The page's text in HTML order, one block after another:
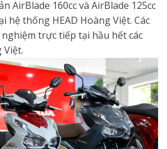
AirBlade 160cc và AirBlade 125cc
hệ thống HEAD Hoàng Việt. Các
trực tiếp tại hầu hết các
Việt.